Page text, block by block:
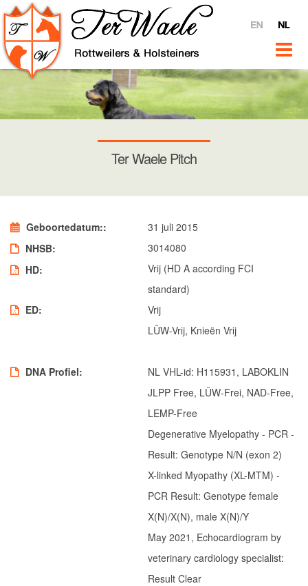
Ter Waele Pitch
Geboortedatum:
31 juli 2015
NHSB
3014080
HD
Vrij (HD A according FCI
standard)
ED
Vrij
LÜW-Vrij, Knieën Vrij
DNA Profiel
NL VHL-id: H115931, LABOKLIN
JLPP Free, LÜW-Frei, NAD-Free,
LEMP-Free
Degenerative Myelopathy - PCR -
Result: Genotype N/N (exon 2)
X-linked Myopathy (XL-MTM) -
PCR Result: Genotype female
X(N)/X(N), male X(N)/Y
May 2021, Echocardiogram by
veterinary cardiology specialist:
Result Clear
Home
Ter Waele
Over
Ter Waele @ YouTube
Introductie
Teven
Mira von Kaisersteinbruch
Jonge Reuen